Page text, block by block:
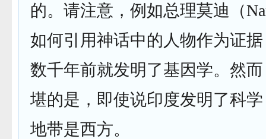
的。请注意，例如总理莫迪（
如何引用神话中的人物作为证
数千年前就发明了基因学。然
堪的是，即使说印度发明了科
地带是西方。